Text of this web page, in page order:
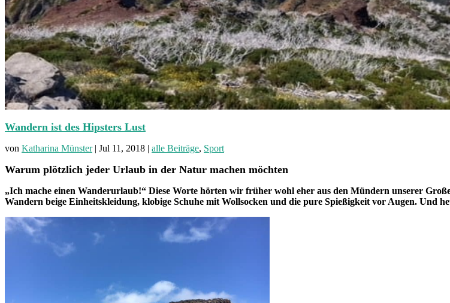
Wandern ist des Hipsters Lust
von Katharina Münster| Jul 11, 2018 | alle Beiträge, Sport
Warum plötzlich jeder Urlaub in der Natur machen möchten
„Ich mache einen Wanderurlaub!“ Diese Worte hörten wir früher wohl eher aus den Mündern unserer
Wandern beige Einheitskleidung, klobige Schuhe mit Wollsocken und die pure Spießigkeit vor Augen. Und